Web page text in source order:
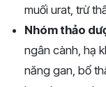
muối urat, trừ
Nhóm thảo
ngân cành, hạ
năng gan, bổ